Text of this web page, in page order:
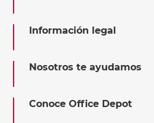
Información legal
Nosotros te ayudamos
Conoce Office Depot